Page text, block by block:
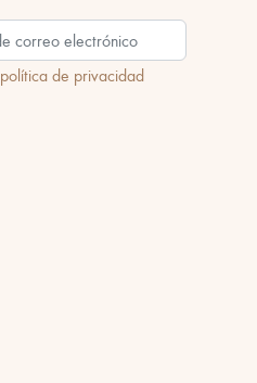
política de privacidad